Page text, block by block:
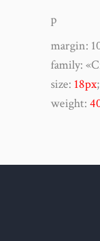
p
margin:
family:
size: 18px;
weight: